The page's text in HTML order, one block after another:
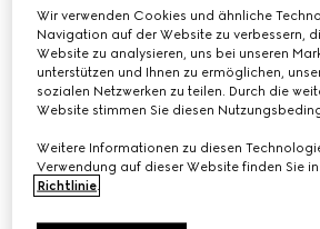
Entdecken Sie Gucci
Modenschau von Demna
Mailand.
Wir verwenden Cookies und ähnliche
Navigation auf der Website zu verbessern,
Website zu analysieren, uns bei unseren
unterstützen und Ihnen zu ermöglichen,
sozialen Netzwerken zu teilen. Durch die
Website stimmen Sie diesen
Weitere Informationen zu diesen
Verwendung auf dieser Website finden Sie
Richtlinie